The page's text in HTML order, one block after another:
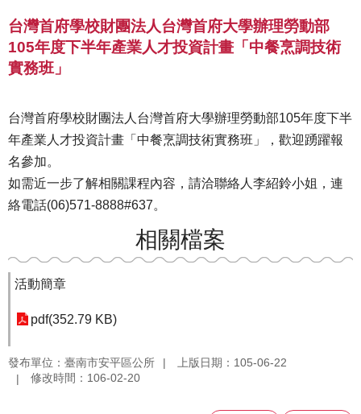
台灣首府學校財團法人台灣首府大學辦理勞動部
105年度下半年產業人才投資計畫「中餐烹調技術
實務班」
台灣首府學校財團法人台灣首府大學辦理勞動部105年度下半
年產業人才投資計畫「中餐烹調技術實務班」，歡迎踴躍報
名參加。
如需近一步了解相關課程內容，請洽聯絡人李紹鈴小姐，連
絡電話(06)571-8888#637。
相關檔案
活動簡章
pdf(352.79 KB)
發布單位：臺南市安平區公所
上版日期：105-06-22
修改時間：106-02-20